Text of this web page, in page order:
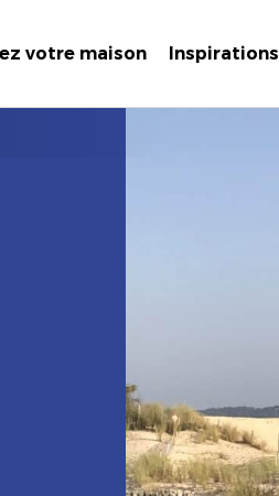
votre maison Inspirations